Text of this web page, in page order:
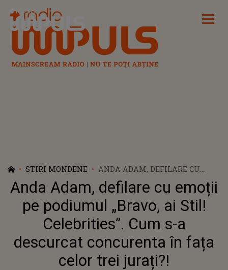
Radio Impuls
STIRI MONDENE
ANDA ADAM, DEFILARE CU
EMOȚII PE PODIUMUL „BRAVO,
AI STIL! CELEBRITIES”. CUM S-A
DESCURCAT CONCURENTA ÎN
FAȚA CELOR TREI JURAȚI?!
Anda Adam, defilare cu emoții
pe podiumul „Bravo, ai Stil!
Celebrities”. Cum s-a
descurcat concurenta în fața
celor trei jurați?!